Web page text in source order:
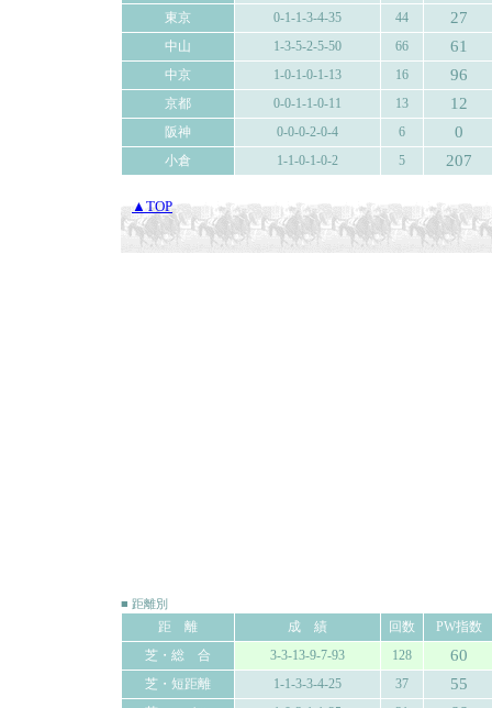
東京 0-1-1-3-4-35 44 27
中山 1-3-5-2-5-50 66 61
中京 1-0-1-0-1-13 16 96
京都 0-0-1-1-0-11 13 12
阪神 0-0-0-2-0-4 6 0
小倉 1-1-0-1-0-2 5 207
▲TOP
■ 距離別
距 離 成 績 回数
PW指数
芝・総 合
3-3-13-9-7-93 128 60
芝・短距離 1-1-3-3-4-25 37 55